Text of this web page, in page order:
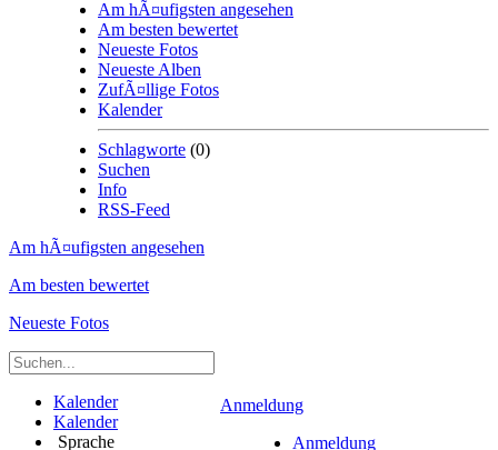
Am hÃ¤ufigsten angesehen
Am besten bewertet
Neueste Fotos
Neueste Alben
ZufÃ¤llige Fotos
Kalender
Schlagworte (0)
Suchen
Info
RSS-Feed
Am hÃ¤ufigsten angesehen
Am besten bewertet
Neueste Fotos
Anmeldung
Anmeldung
Kalender
Kalender
Sprache